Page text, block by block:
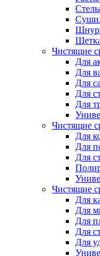
Чистящие
Для
Для
Для
Для
Для
Чистящие
Для
Для
Для
Чистящие
Для
Для
Для
Для
Для